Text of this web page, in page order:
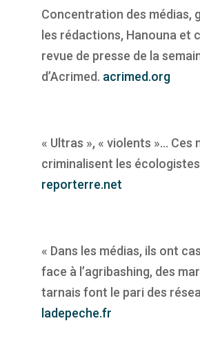
Concentration des médias,
les rédactions, Hanouna et
revue de presse de la
d’Acrimed. acrimed.org
« Ultras », « violents »… Ces
criminalisent les
reporterre.net
« Dans les médias, ils ont
face à l’agribashing, des
tarnais font le pari des
ladepeche.fr